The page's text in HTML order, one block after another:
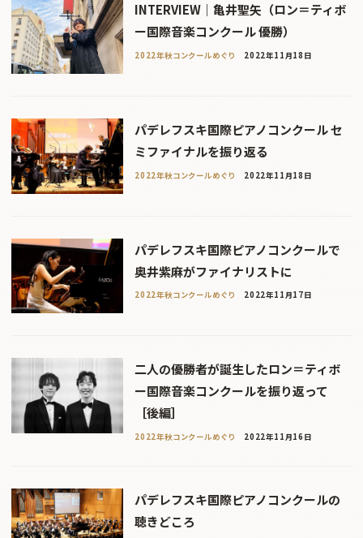
INTERVIEW｜亀井聖矢（ロン＝ティボ
ー国際音楽コンクール 優勝）
2022年秋コンクールめぐり 2022年11月18日
パデレフスキ国際ピアノコンクール セ
ミファイナルを振り返る
2022年秋コンクールめぐり 2022年11月18日
パデレフスキ国際ピアノコンクールで
奥井紫麻がファイナリストに
2022年秋コンクールめぐり 2022年11月17日
二人の優勝者が誕生したロン＝ティボ
ー国際音楽コンクールを振り返って
［後編］
2022年秋コンクールめぐり 2022年11月16日
パデレフスキ国際ピアノコンクールの
聴きどころ